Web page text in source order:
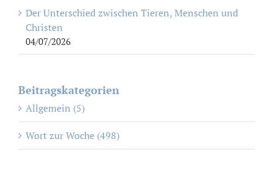
Der Unterschied zwischen Tieren, Menschen und
Christen
04/07/2026
Beitragskategorien
Allgemein (5)
Wort zur Woche (498)